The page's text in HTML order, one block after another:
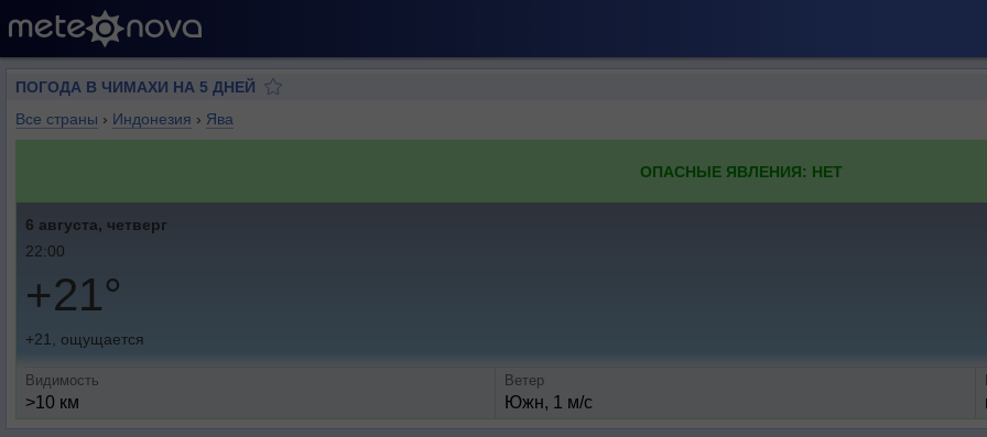
ПОГОДА В ЧИМАХИ НА 5 ДНЕЙ
Все страны › Индонезия › Ява
ОПАСНЫЕ ЯВЛЕНИЯ: НЕТ
6 августа, четверг
22:00
+21°
+21, ощущается
Видимость
>10 км
Ветер
Южн, 1 м/с